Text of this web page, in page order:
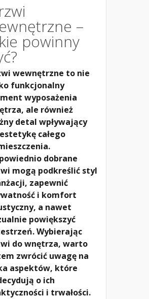
–
powinny
wewnętrzne to nie
funkcjonalny
wyposażenia
ale również
detal wpływający
całego
dobrane
mogą podkreślić styl
zapewnić
i komfort
a nawet
powiększyć
Wybierając
do wnętrza, warto
zwrócić uwagę na
aspektów, które
o ich
i trwałości.